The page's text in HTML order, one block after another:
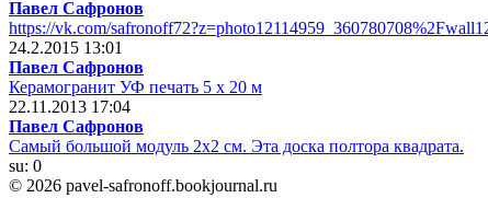
Павел Сафронов
https://vk.com/
24.2.2015 13:01
Павел Сафронов
Керамогранит УФ печать 5 х 20 м
22.11.2013 17:04
Павел Сафронов
Самый большой модуль 2х2 см. Эта доска полтора квадрата.
su: 0
© 2026 pavel-safronoff.bookjournal.ru